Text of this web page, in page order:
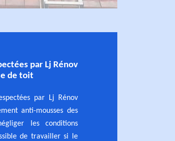
par Lj Rénov
de toit
par Lj Rénov
anti-mousses des
les conditions
de travailler si le